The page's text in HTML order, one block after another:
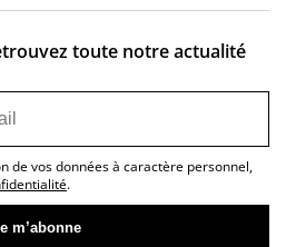
toute notre actualité
de vos données à caractère personnel,
.